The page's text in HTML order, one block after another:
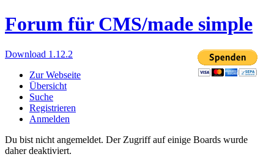
Forum für CMS/made simple
Download 1.12.2
Zur Webseite
Übersicht
Suche
Registrieren
Anmelden
Du bist nicht angemeldet. Der Zugriff auf einige Boards wurde
daher deaktiviert.